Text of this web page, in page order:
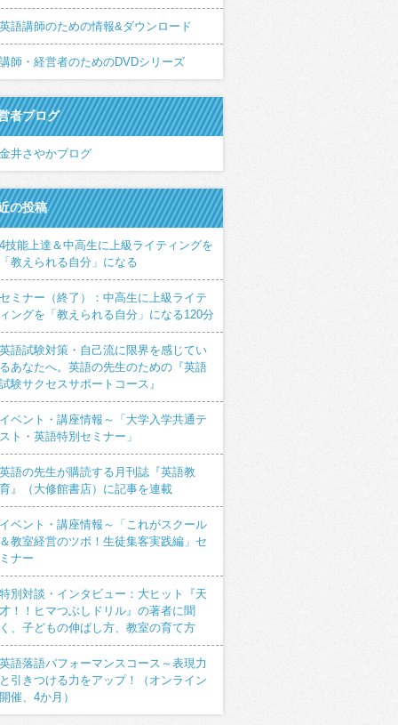
語講師のための情報&ダウンロード
師・経営者のためのDVDシリーズ
者ブログ
井さやかブログ
の投稿
技能上達＆中高生に上級ライティングを
教えられる自分」になる
ミナー（終了）：中高生に上級ライテ
ングを「教えられる自分」になる120分
語試験対策・自己流に限界を感じてい
あなたへ。英語の先生のための『英語
験サクセスサポートコース』
ベント・講座情報～「大学入学共通テ
ト・英語特別セミナー」
語の先生が購読する月刊誌『英語教
』（大修館書店）に記事を連載
ベント・講座情報～「これがスクール
教室経営のツボ！生徒集客実践編」セ
ナー
別対談・インタビュー：大ヒット『天
！！ヒマつぶしドリル』の著者に聞
、子どもの伸ばし方、教室の育て方
語落語パフォーマンスコース～表現力
引きつける力をアップ！（オンライン
催、4か月）